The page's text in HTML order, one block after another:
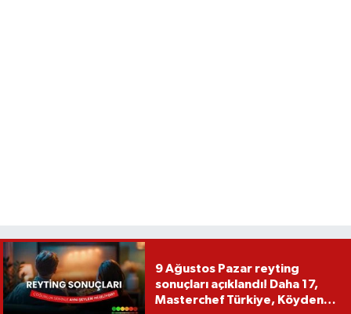
9 Ağustos Pazar reyting
sonuçları açıklandı! Daha 17,
Masterchef Türkiye, Köyden